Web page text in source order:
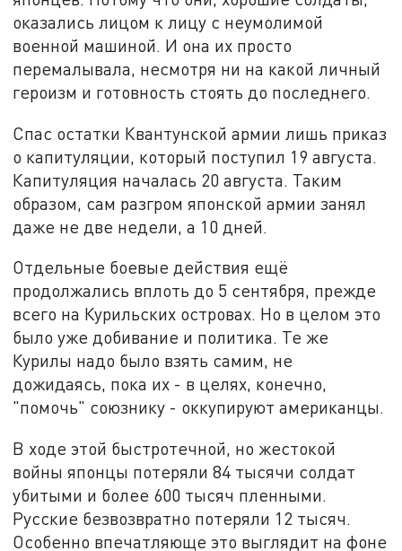
оказались лицом к лицу с неумолимой
военной машиной. И она их просто
перемалывала, несмотря ни на какой личный
героизм и готовность стоять до последнего.
Спас остатки Квантунской армии лишь приказ
о капитуляции, который поступил 19 августа.
Капитуляция началась 20 августа. Таким
образом, сам разгром японской армии занял
даже не две недели, а 10 дней.
Отдельные боевые действия ещё
продолжались вплоть до 5 сентября, прежде
всего на Курильских островах. Но в целом это
было уже добивание и политика. Те же
Курилы надо было взять самим, не
дожидаясь, пока их - в целях, конечно,
"помочь" союзнику - оккупируют американцы.
В ходе этой быстротечной, но жестокой
войны японцы потеряли 84 тысячи солдат
убитыми и более 600 тысяч пленными.
Русские безвозвратно потеряли 12 тысяч.
Особенно впечатляюще это выглядит на фоне